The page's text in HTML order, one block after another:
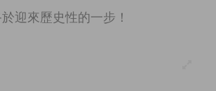
迎來歷史性的一步！